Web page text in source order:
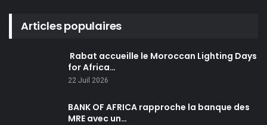
Articles populaires
Rabat accueille le Moroccan Lighting Days
for Africa…
22 Juil 2026
BANK OF AFRICA rapproche la banque des
MRE avec un…